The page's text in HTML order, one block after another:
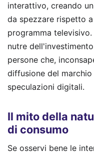
interattivo, creando
da spezzare rispetto
programma
nutre
persone che,
diffusione del
speculazioni digitali.
Il mito della
di consumo
Se osservi bene le